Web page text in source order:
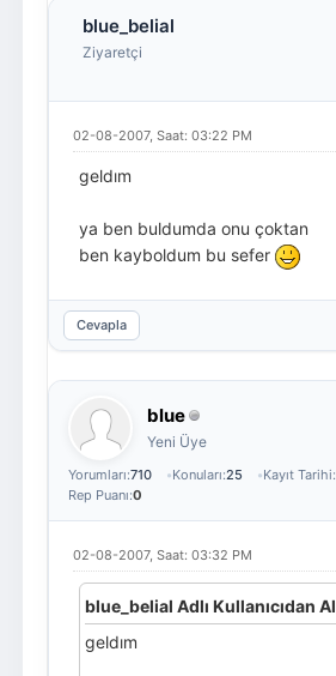
blue_belial
Ziyaretçi
02-08-2007, Saat: 03:22 PM
geldım
ya ben buldumda onu çoktan
ben kayboldum bu sefer
Cevapla
blue
Yeni Üye
Yorumları:710 Konuları:25 Kayıt Tarihi:
Rep Puanı:0
02-08-2007, Saat: 03:32 PM
blue_belial Adlı Kullanıcıdan
geldım